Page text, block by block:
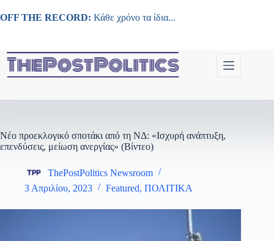
στο
OFF THE RECORD: Κάθε χρόνο τα ίδια...
Νέο προεκλογικό σποτάκι από τη ΝΔ: «Ισχυρή ανάπτυξη,
επενδύσεις, μείωση ανεργίας» (Βίντεο)
ThePostPolitics Newsroom
3 Απριλίου, 2023
Featured, ΠΟΛΙΤΙΚΑ